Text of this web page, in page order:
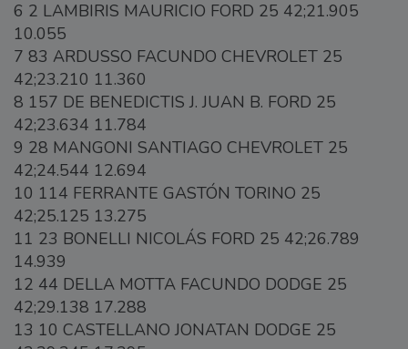
6 2 LAMBIRIS MAURICIO FORD 25 42;21.905
10.055
7 83 ARDUSSO FACUNDO CHEVROLET 25
42;23.210 11.360
8 157 DE BENEDICTIS J. JUAN B. FORD 25
42;23.634 11.784
9 28 MANGONI SANTIAGO CHEVROLET 25
42;24.544 12.694
10 114 FERRANTE GASTÓN TORINO 25
42;25.125 13.275
11 23 BONELLI NICOLÁS FORD 25 42;26.789
14.939
12 44 DELLA MOTTA FACUNDO DODGE 25
42;29.138 17.288
13 10 CASTELLANO JONATAN DODGE 25